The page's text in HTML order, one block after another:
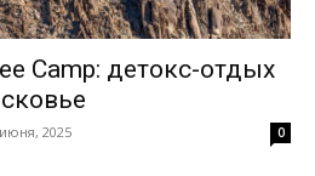
Camp: детокс-отдых
2025 0